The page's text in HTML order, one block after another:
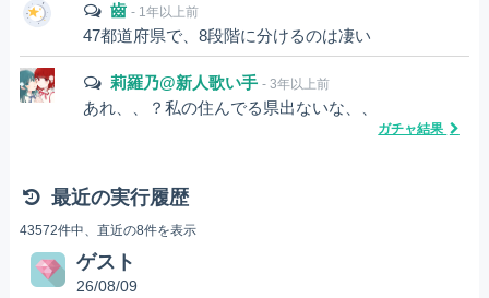
齒 - 1年以上前
47都道府県で、8段階に分けるのは凄い
莉羅乃@新人歌い手 - 3年以上前
あれ、、？私の住んでる県出ないな、、
ガチャ結果
最近の実行履歴
43572件中、直近の8件を表示
ゲスト
26/08/09